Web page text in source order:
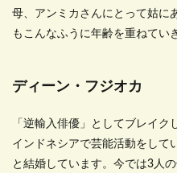
母、アンミカさんにとって姑に
もこんなふうに年齢を重ねてい
ディーン・フジオカ
「逆輸入俳優」としてブレイク
インドネシアで芸能活動をして
と結婚しています。今では3人